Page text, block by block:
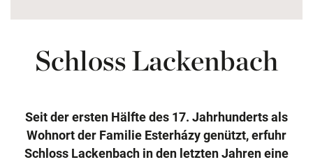
Schloss Lackenbach
Seit der ersten Hälfte des 17. Jahrhunderts als
Wohnort der Familie Esterházy genützt, erfuhr
Schloss Lackenbach in den letzten Jahren eine